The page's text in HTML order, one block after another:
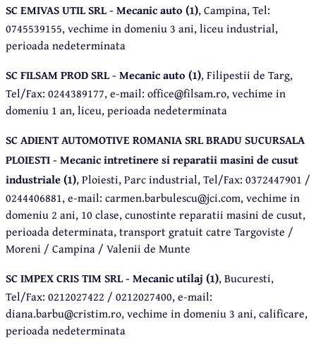
SC EMIVAS UTIL SRL - Mecanic auto (1), Campina, Tel:
0745539155, vechime in domeniu 3 ani, liceu industrial,
perioada nedeterminata
SC FILSAM PROD SRL - Mecanic auto (1), Filipestii de Targ,
Tel/Fax: 0244389177, e-mail: office@filsam.ro, vechime in
domeniu 1 an, liceu, perioada nedeterminata
SC ADIENT AUTOMOTIVE ROMANIA SRL BRADU SUCURSALA
PLOIESTI - Mecanic intretinere si reparatii masini de cusut
industriale (1), Ploiesti, Parc industrial, Tel/Fax: 0372447901 /
0244406881, e-mail: carmen.barbulescu@jci.com, vechime in
domeniu 2 ani, 10 clase, cunostinte reparatii masini de cusut,
perioada determinata, transport gratuit catre Targoviste /
Moreni / Campina / Valenii de Munte
SC IMPEX CRIS TIM SRL - Mecanic utilaj (1), Bucuresti,
Tel/Fax: 0212027422 / 0212027400, e-mail:
diana.barbu@cristim.ro, vechime in domeniu 3 ani, calificare,
perioada nedeterminata